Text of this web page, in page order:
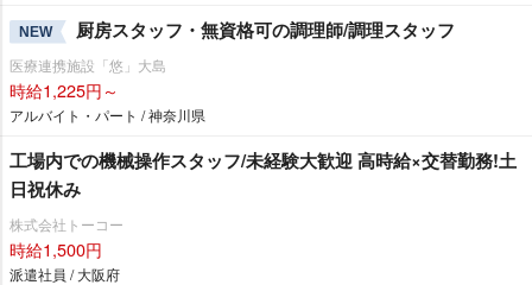
NEW 厨房スタッフ・無資格可の調理師/調理スタッフ
医療連携施設「悠」大島
時給1,225円～
アルバイト・パート / 神奈川県
工場内での機械操作スタッフ/未経験大歓迎 高時給×交替勤務!土
日祝休み
株式会社トーコー
時給1,500円
派遣社員 / 大阪府